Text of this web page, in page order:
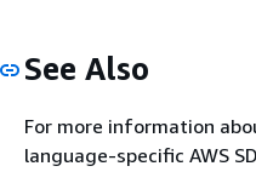
See Also
For more information
language-specific AWS